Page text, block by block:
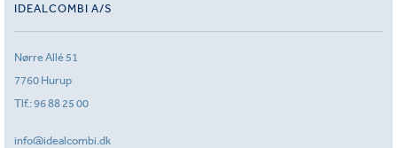
IDEALCOMBI A/S
Nørre Allé 51
7760 Hurup
Tlf.:96 88 25 00
info@idealcombi.dk